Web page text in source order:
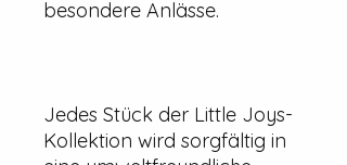
besondere Anlässe.
Jedes Stück der Little Joys-
Kollektion wird sorgfältig in